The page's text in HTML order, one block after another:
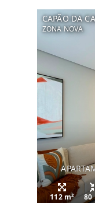
CAPÃO DA
ZONA NOVA
112 m² 80